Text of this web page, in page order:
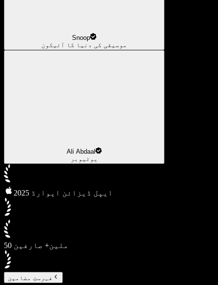
Snoop
موسیقی کی دنیا کا آئیکون
Ali Abdaal
یوٹیوبر
2025 ایپل ڈیزائن ایوارڈ
50 ملین+ صارفین
فہرستِ مضامین